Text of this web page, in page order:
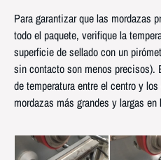
Para garantizar que las mordazas
todo el paquete, verifique la
superficie de sellado con un
sin contacto son menos precisos).
de temperatura entre el centro y
mordazas más grandes y largas